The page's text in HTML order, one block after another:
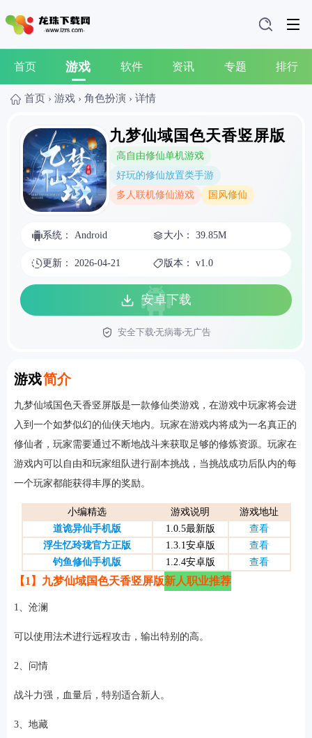
首页 游戏 软件 资讯 专题 排行
首页 › 游戏 › 角色扮演 › 详情
九梦仙域国色天香竖屏版
高自由修仙单机游戏
好玩的修仙放置类手游
多人联机修仙游戏
国风修仙
系统： Android 大小： 39.85M
更新： 2026-04-21 版本： v1.0
安卓下载
安全下载无病毒无广告
游戏简介
Introduction
九梦仙域国色天香竖屏版是一款修仙类游戏，在游戏中玩家将会进
入到一个如梦似幻的仙侠天地内。玩家在游戏内将成为一名真正的
修仙者，玩家需要通过不断地战斗来获取足够的修炼资源。玩家在
游戏内可以自由和玩家组队进行副本挑战，当挑战成功后队内的每
一个玩家都能获得丰厚的奖励。
小编精选 游戏说明
游戏地址
道诡异仙手机版
1.0.5最新版
查看
浮生忆玲珑官方正版
1.3.1安卓版
查看
钓鱼修仙手机版
1.2.4安卓版 查看
【1】九梦仙域国色天香竖屏版新人职业推荐
1、沧澜
可以使用法术进行远程攻击，输出特别的高。
2、问情
战斗力强，血量后，特别适合新人。
3、地藏